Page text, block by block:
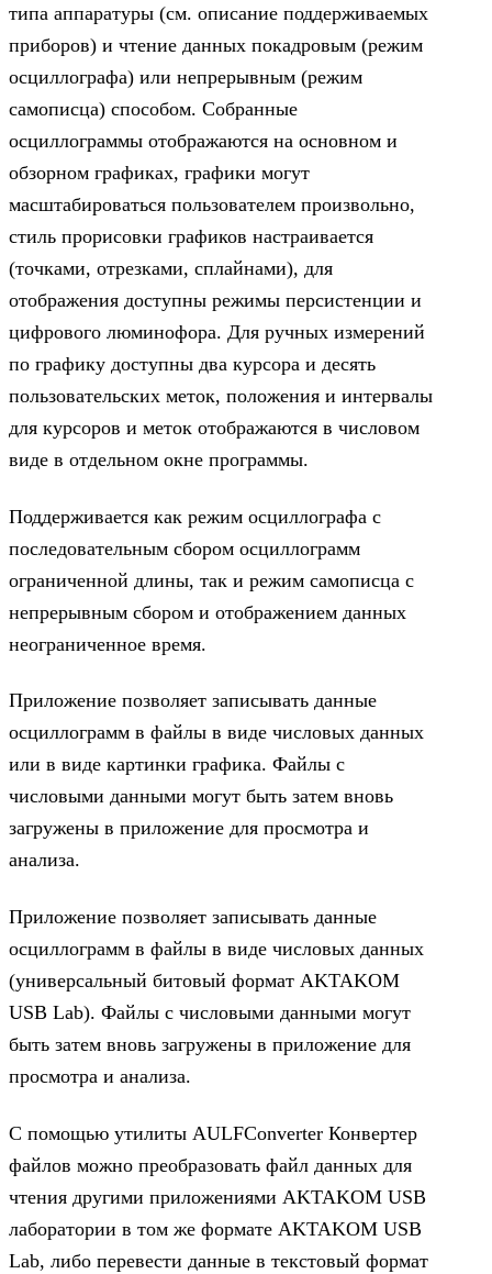
типа аппаратуры (см. описание поддерживаемых
приборов) и чтение данных покадровым (режим
осциллографа) или непрерывным (режим
самописца) способом. Собранные
осциллограммы отображаются на основном и
обзорном графиках, графики могут
масштабироваться пользователем произвольно,
стиль прорисовки графиков настраивается
(точками, отрезками, сплайнами), для
отображения доступны режимы персистенции и
цифрового люминофора. Для ручных измерений
по графику доступны два курсора и десять
пользовательских меток, положения и интервалы
для курсоров и меток отображаются в числовом
виде в отдельном окне программы.
Поддерживается как режим осциллографа с
последовательным сбором осциллограмм
ограниченной длины, так и режим самописца с
непрерывным сбором и отображением данных
неограниченное время.
Приложение позволяет записывать данные
осциллограмм в файлы в виде числовых данных
или в виде картинки графика. Файлы с
числовыми данными могут быть затем вновь
загружены в приложение для просмотра и
анализа.
Приложение позволяет записывать данные
осциллограмм в файлы в виде числовых данных
(универсальный битовый формат AKTAKOM
USB Lab). Файлы с числовыми данными могут
быть затем вновь загружены в приложение для
просмотра и анализа.
С помощью утилиты AULFConverter Конвертер
файлов можно преобразовать файл данных для
чтения другими приложениями AKTAKOM USB
лаборатории в том же формате AKTAKOM USB
Lab, либо перевести данные в текстовый формат